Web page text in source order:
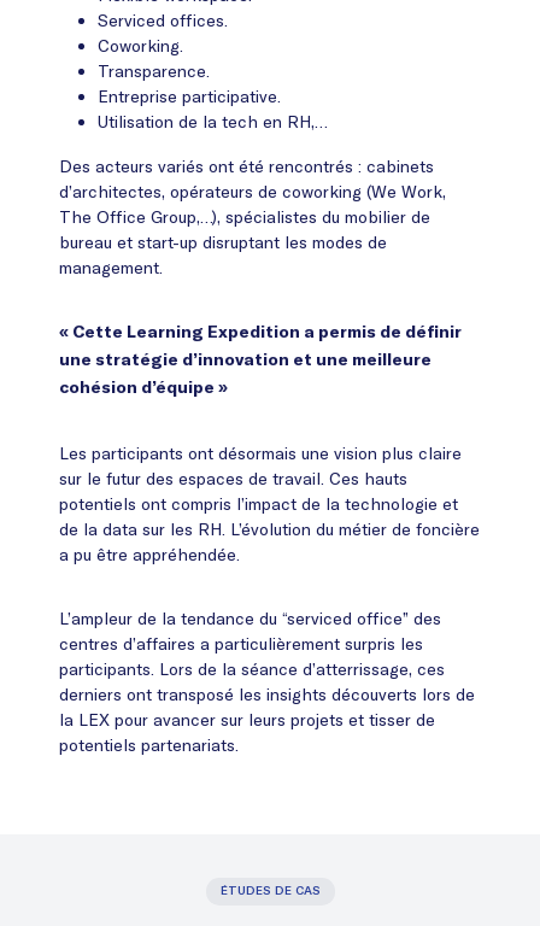
Serviced offices.
Coworking.
Transparence.
Entreprise participative.
Utilisation de la tech en RH,…
Des acteurs variés ont été rencontrés : cabinets
d’architectes, opérateurs de coworking (We Work,
The Office Group,…), spécialistes du mobilier de
bureau et start-up disruptant les modes de
management.
« Cette Learning Expedition a permis de définir
une stratégie d’innovation et une meilleure
cohésion d’équipe »
Les participants ont désormais une vision plus claire
sur le futur des espaces de travail. Ces hauts
potentiels ont compris l’impact de la technologie et
de la data sur les RH. L’évolution du métier de foncière
a pu être appréhendée.
L’ampleur de la tendance du “serviced office” des
centres d’affaires a particulièrement surpris les
participants. Lors de la séance d’atterrissage, ces
derniers ont transposé les insights découverts lors de
la LEX pour avancer sur leurs projets et tisser de
potentiels partenariats.
ÉTUDES DE CAS